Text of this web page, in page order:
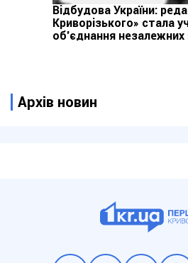
Відбудова України:
Криворізького» стала
об’єднання незалежних
Архів новин